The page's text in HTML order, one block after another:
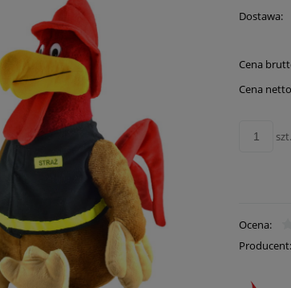
Dostawa:
Cena nie
Cena
Cena
szt.
Ocena:
Producent: